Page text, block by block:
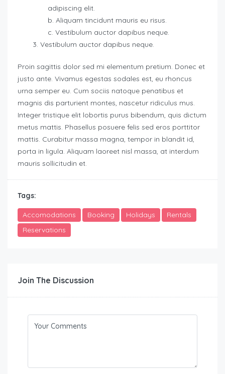
adipiscing elit.
Aliquam tincidunt mauris eu risus.
Vestibulum auctor dapibus neque.
Vestibulum auctor dapibus neque.
Proin sagittis dolor sed mi elementum pretium. Donec et
justo ante. Vivamus egestas sodales est, eu rhoncus
urna semper eu. Cum sociis natoque penatibus et
magnis dis parturient montes, nascetur ridiculus mus.
Integer tristique elit lobortis purus bibendum, quis dictum
metus mattis. Phasellus posuere felis sed eros porttitor
mattis. Curabitur massa magna, tempor in blandit id,
porta in ligula. Aliquam laoreet nisl massa, at interdum
mauris sollicitudin et.
Tags:
Accomodations Booking Holidays
Rentals
Reservations
Join The Discussion